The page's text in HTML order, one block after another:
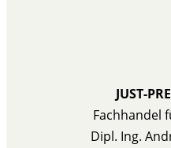
JUST-
Fachhandel
Dipl. Ing.